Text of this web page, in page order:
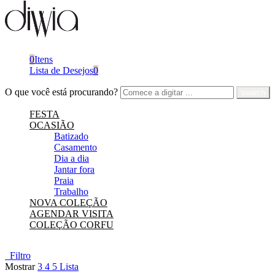
0Itens
Lista de Desejos0
O que você está procurando?
FESTA
OCASIÃO
Batizado
Casamento
Dia a dia
Jantar fora
Praia
Trabalho
NOVA COLEÇÃO
AGENDAR VISITA
COLEÇÃO CORFU
Filtro
Mostrar3 4 5 Lista